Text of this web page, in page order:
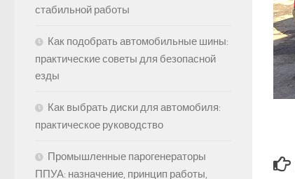
стабильной работы
Как подобрать автомобильные шины:
практические советы для безопасной
езды
Как выбрать диски для автомобиля:
практическое руководство
Промышленные парогенераторы
ППУА: назначение, принцип работы,